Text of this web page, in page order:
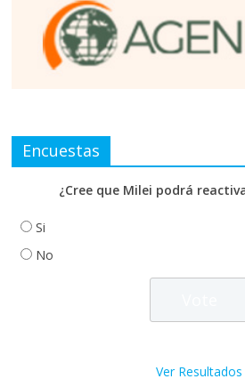
Encuestas
¿Cree que Milei podrá
Si
No
Ver Resultados